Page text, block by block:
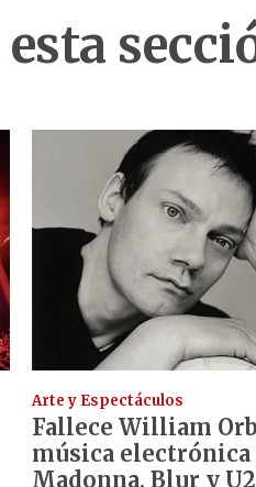
Arte y Espectáculos
Fallece William
música
Madonna, Blur y U2